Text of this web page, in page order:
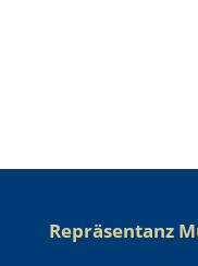
Repräsentanz